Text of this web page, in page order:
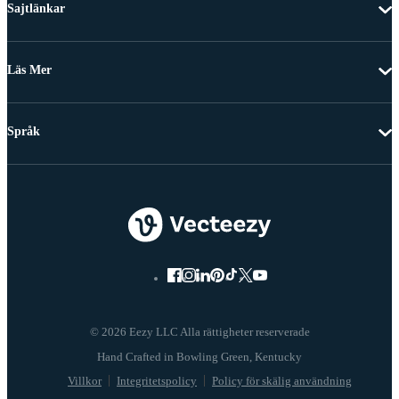
Sajtlänkar
Läs Mer
© 2026 Eezy LLC Alla rättigheter reserverade
Villkor Integritetspolicy Policy för skälig användning
Språk